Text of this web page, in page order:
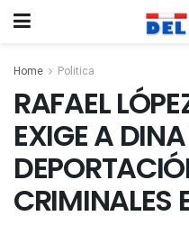
Home Politica
RAFAEL
EXIGE A
CRIMINALES